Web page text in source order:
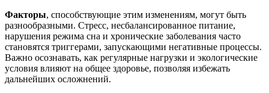
Факторы, способствующие этим изменениям, могут быть
разнообразными. Стресс, несбалансированное питание,
нарушения режима сна и хронические заболевания часто
становятся триггерами, запускающими негативные процессы.
Важно осознавать, как регулярные нагрузки и экологические
условия влияют на общее здоровье, позволяя избежать
дальнейших осложнений.